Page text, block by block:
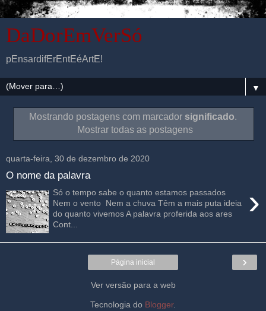
DaDorEmVerSó
pEnsardifErEntEéArtE!
▼
Mostrando postagens com marcador significado.
Mostrar todas as postagens
quarta-feira, 30 de dezembro de 2020
O nome da palavra
›
Só o tempo sabe o quanto estamos passados
Nem o vento Nem a chuva Têm a mais puta ideia
do quanto vivemos A palavra proferida aos ares
Cont...
›
Página inicial
Ver versão para a web
Tecnologia do Blogger.